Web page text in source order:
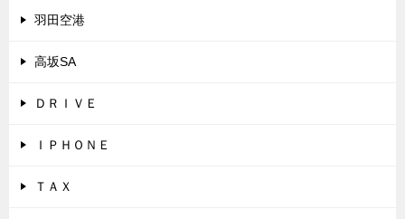
羽田空港
高坂SA
ＤＲＩＶＥ
ＩＰＨＯＮＥ
ＴＡＸ